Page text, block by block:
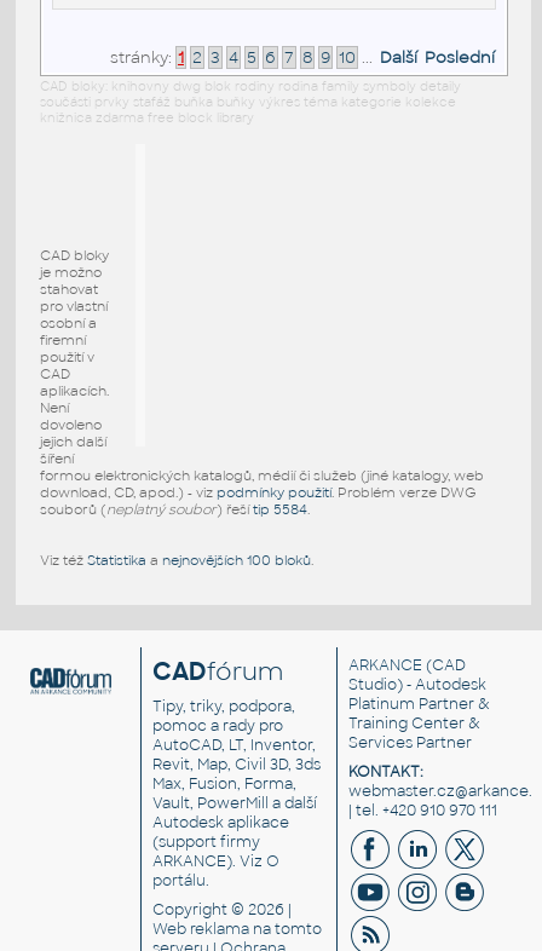
stránky: 1 2 3 4 5 6 7 8 9 10 ... Další Poslední
CAD bloky: knihovny dwg blok rodiny rodina family symboly detaily
součásti prvky stafáž buňka buňky výkres téma kategorie kolekce
knižnica zdarma free block library
CAD bloky
je možno
stahovat
pro vlastní
osobní a
firemní
použití v
CAD
aplikacích.
Není
dovoleno
jejich další
šíření
formou elektronických katalogů, médií či služeb (jiné katalogy, web
download, CD, apod.) - viz podmínky použití. Problém verze DWG
souborů (neplatný soubor) řešítip 5584.
Viz též Statistika a nejnovějších 100 bloků.
CADfórum
Tipy, triky, podpora,
pomoc a rady pro
AutoCAD, LT, Inventor,
Revit, Map, Civil 3D, 3ds
Max, Fusion, Forma,
Vault, PowerMill a další
Autodesk aplikace
(support firmy
ARKANCE). VizO
portálu.
Copyright © 2026 |
Web reklama na tomto
ARKANCE (CAD
Studio) - Autodesk
Platinum Partner &
Training Center &
Services Partner
KONTAKT:
| tel. +420 910 970 111